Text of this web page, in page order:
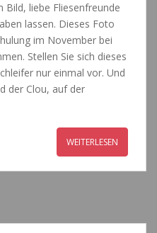
Bild, liebe Fliesenfreunde
lassen. Dieses Foto
im November bei
Stellen Sie sich dieses
nur einmal vor. Und
der Clou, auf der
WEITERLESEN